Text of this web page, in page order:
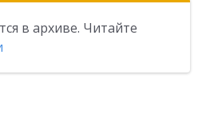
в архиве. Читайте